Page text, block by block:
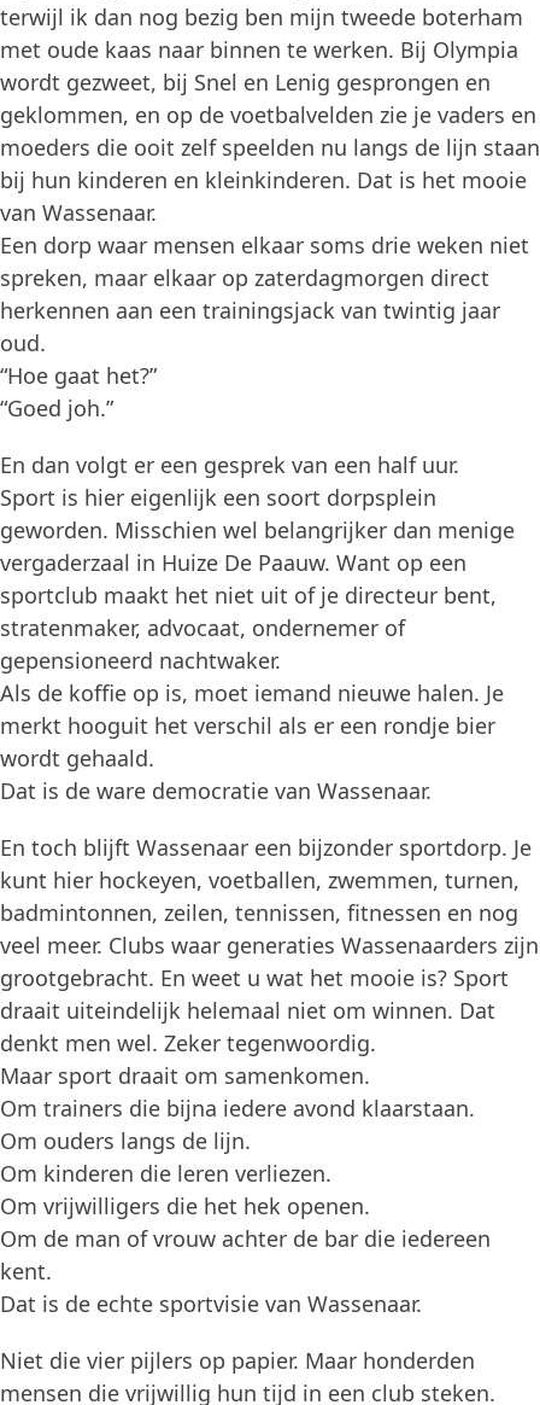
terwijl ik dan nog bezig ben mijn tweede boterham
met oude kaas naar binnen te werken. Bij Olympia
wordt gezweet, bij Snel en Lenig gesprongen en
geklommen, en op de voetbalvelden zie je vaders en
moeders die ooit zelf speelden nu langs de lijn staan
bij hun kinderen en kleinkinderen. Dat is het mooie
van Wassenaar.
Een dorp waar mensen elkaar soms drie weken niet
spreken, maar elkaar op zaterdagmorgen direct
herkennen aan een trainingsjack van twintig jaar
oud.
“Hoe gaat het?”
“Goed joh.”
En dan volgt er een gesprek van een half uur.
Sport is hier eigenlijk een soort dorpsplein
geworden. Misschien wel belangrijker dan menige
vergaderzaal in Huize De Paauw. Want op een
sportclub maakt het niet uit of je directeur bent,
stratenmaker, advocaat, ondernemer of
gepensioneerd nachtwaker.
Als de koffie op is, moet iemand nieuwe halen. Je
merkt hooguit het verschil als er een rondje bier
wordt gehaald.
Dat is de ware democratie van Wassenaar.
En toch blijft Wassenaar een bijzonder sportdorp. Je
kunt hier hockeyen, voetballen, zwemmen, turnen,
badmintonnen, zeilen, tennissen, fitnessen en nog
veel meer. Clubs waar generaties Wassenaarders zijn
grootgebracht. En weet u wat het mooie is? Sport
draait uiteindelijk helemaal niet om winnen. Dat
denkt men wel. Zeker tegenwoordig.
Maar sport draait om samenkomen.
Om trainers die bijna iedere avond klaarstaan.
Om ouders langs de lijn.
Om kinderen die leren verliezen.
Om vrijwilligers die het hek openen.
Om de man of vrouw achter de bar die iedereen
kent.
Dat is de echte sportvisie van Wassenaar.
Niet die vier pijlers op papier. Maar honderden
mensen die vrijwillig hun tijd in een club steken.